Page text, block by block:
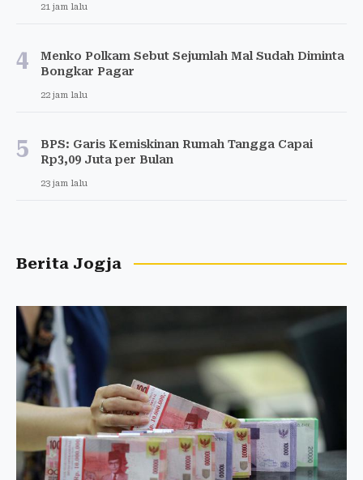
21 jam lalu
4
Menko Polkam Sebut Sejumlah Mal Sudah Diminta
Bongkar Pagar
22 jam lalu
5
BPS: Garis Kemiskinan Rumah Tangga Capai
Rp3,09 Juta per Bulan
23 jam lalu
Berita Jogja